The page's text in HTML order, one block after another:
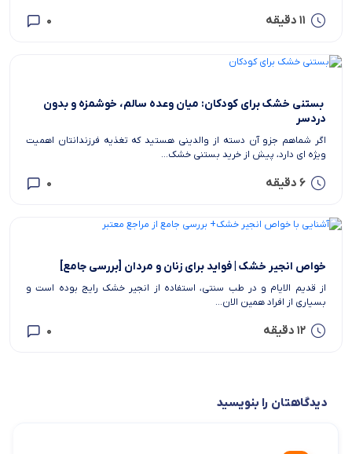
11 دقیقه 0
‫ بستنی خشک برای کودکان: میان وعده سالم، خوشمزه و بدون
دردسر
اگر شماهم جزو آن دسته از والدینی هستید که تغذیه فرزندانتان اهمیت
ویژه ای دارد، پیش از خرید بستنی خشک...
6 دقیقه 0
خواص انجیر خشک | فواید برای زنان و مردان [بررسی جامع]
از قدیم الایام و در طب سنتی، استفاده از انجیر خشک رایج بوده است و
بسیاری از افراد همین الان...
12 دقیقه 0
دیدگاهتان را بنویسید